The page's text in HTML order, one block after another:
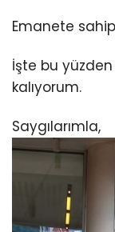
Emanete sahip
İşte bu
kalıyorum.
Saygılarımla,